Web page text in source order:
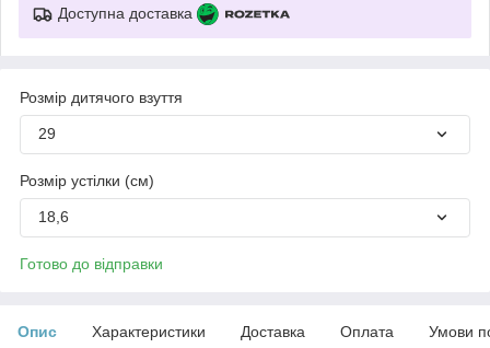
Доступна доставка
Розмір дитячого взуття
29
Розмір устілки (см)
18,6
Готово до відправки
Опис Характеристики Доставка Оплата Умови